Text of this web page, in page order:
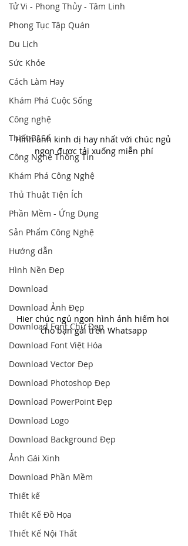
Tử Vi - Phong Thủy - Tâm Linh
Phong Tục Tập Quán
Du Lịch
Sức Khỏe
Cách Làm Hay
Khám Phá Cuộc Sống
Công nghệ
Thiết Bị Số
Công Nghệ Thông Tin
Khám Phá Công Nghệ
Thủ Thuật Tiện Ích
Phần Mềm - Ứng Dụng
Sản Phẩm Công Nghệ
Hướng dẫn
Hình Nền Đẹp
Download
Download Ảnh Đẹp
Download Font Chữ Đẹp
Download Font Việt Hóa
Download Vector Đẹp
Download Photoshop Đẹp
Download PowerPoint Đẹp
Download Logo
Download Background Đẹp
Ảnh Gái Xinh
Download Phần Mềm
Thiết kế
Thiết Kế Đồ Họa
Thiết Kế Nội Thất
Hình ảnh kinh dị hay nhất với chúc ngủ
ngon được tải xuống miễn phí
Hier chúc ngủ ngon hình ảnh hiếm hoi
cho bạn gái trên Whatsapp